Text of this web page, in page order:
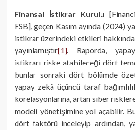
Finansal İstikrar Kurulu
FSB], geçen Kasım ayında (2024)
istikrar üzerindeki etkileri hakkında
yayınlamıştır[1]. Raporda,
istikrarı riske atabileceği dört
bunlar sonraki dört bölümde
yapay zekâ üçüncü taraf
korelasyonlarına, artan siber
modeli yönetişimine yol açabilir.
dört faktörü inceleyip ardından,